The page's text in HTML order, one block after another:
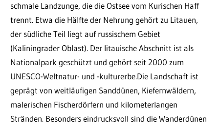
schmale Landzunge, die die Ostsee vom Kurischen Haff
trennt. Etwa die Hälfte der Nehrung gehört zu Litauen,
der südliche Teil liegt auf russischem Gebiet
(Kaliningrader Oblast). Der litauische Abschnitt ist als
Nationalpark geschützt und gehört seit 2000 zum
UNESCO-Weltnatur- und -kulturerbe.Die Landschaft ist
geprägt von weitläufigen Sanddünen, Kiefernwäldern,
malerischen Fischerdörfern und kilometerlangen
Stränden. Besonders eindrucksvoll sind die Wanderdünen